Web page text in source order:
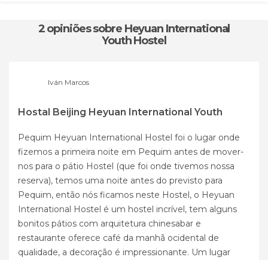
2 opiniõessobre Heyuan International
Youth Hostel
Iván Marcos
Hostal Beijing Heyuan International Youth
Pequim Heyuan International Hostel foi o lugar onde
fizemos a primeira noite em Pequim antes de mover-
nos para o pátio Hostel (que foi onde tivemos nossa
reserva), temos uma noite antes do previsto para
Pequim, então nós ficamos neste Hostel, o Heyuan
International Hostel é um hostel incrível, tem alguns
bonitos pátios com arquitetura chinesabar e
restaurante oferece café da manhã ocidental de
qualidade, a decoração é impressionante. Um lugar